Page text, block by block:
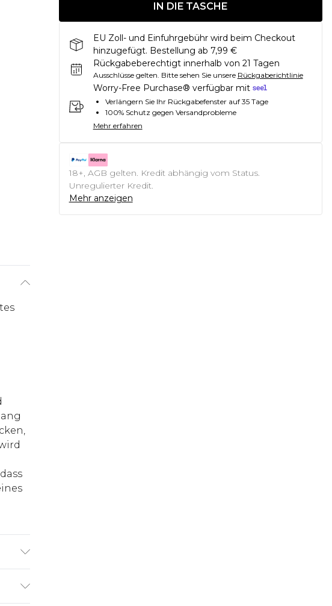
IN DIE TASCHE
EU Zoll- und Einfuhrgebühr wird beim Checkout
hinzugefügt. Bestellung ab 7,99 €
Rückgabeberechtigt innerhalb von 21 Tagen
Ausschlüsse gelten. Bitte sehen Sie unsere Rückgaberichtlinie
Worry-Free Purchase® verfügbar mit
Verlängern Sie Ihr Rückgabefenster auf 35 Tage
100% Schutz gegen Versandprobleme
Mehr erfahren
18+, AGB gelten. Kredit abhängig vom Status.
Unregulierter Kredit.
Mehr anzeigen